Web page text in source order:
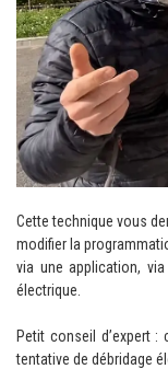
Cette technique vous
modifier la
via une application,
électrique.
Petit conseil d’expert
tentative de débridage